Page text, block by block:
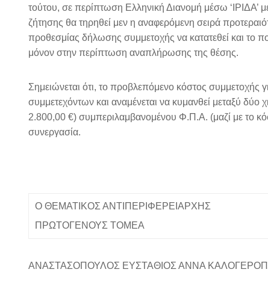
τούτου, σε περίπτωση Ελληνική Διανομή μέσω
ζήτησης θα τηρηθεί μεν η αναφερόμενη σειρά
προθεσμίας δήλωσης συμμετοχής να κατατεθεί και το
μόνον στην περίπτωση αναπλήρωσης της θέσης.
Σημειώνεται ότι, το προβλεπόμενο κόστος συμμετοχής
συμμετεχόντων και αναμένεται να κυμανθεί μεταξύ
2.800,00 €) συμπεριλαμβανομένου Φ.Π.Α. (μαζί με το
συνεργασία.
O ΘΕΜΑΤΙΚΟΣ ΑΝΤΙΠΕΡΙΦΕΡΕΙΑΡΧΗΣ
ΠΡΩΤΟΓΕΝΟΥΣ ΤΟΜΕΑ
ΑΝΑΣΤΑΣΟΠΟΥΛΟΣ ΕΥΣΤΑΘΙΟΣ ΑΝΝΑ